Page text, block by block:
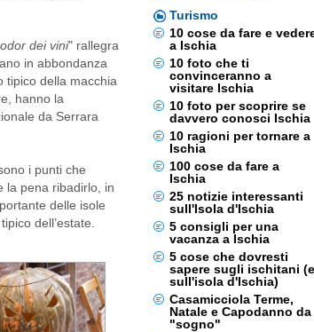
dei vini" rallegra
in abbondanza
tipico della macchia
hanno la
da Serrara
sono i punti che
la pena ribadirlo, in
delle isole
dell’estate.
Turismo
10 cose da fare e
a Ischia
10 foto che ti
convinceranno a
visitare Ischia
10 foto per scoprire se
davvero conosci Ischia
10 ragioni per tornare a
Ischia
100 cose da fare a
Ischia
25 notizie interessanti
sull'Isola d'Ischia
5 consigli per una
vacanza a Ischia
5 cose che dovresti
sapere sugli ischitani (e
sull'isola d'Ischia)
Casamicciola Terme,
Natale e Capodanno da
"sogno"